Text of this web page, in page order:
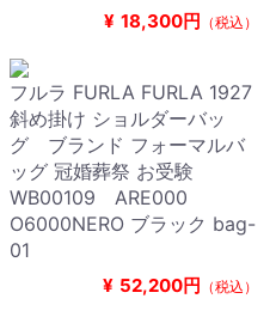
¥ 18,300円 （税込）
フルラ FURLA FURLA 1927
斜め掛け ショルダーバッ
グ ブランド フォーマルバ
ッグ 冠婚葬祭 お受験
WB00109 ARE000
O6000NERO ブラック bag-
01
¥ 52,200円 （税込）